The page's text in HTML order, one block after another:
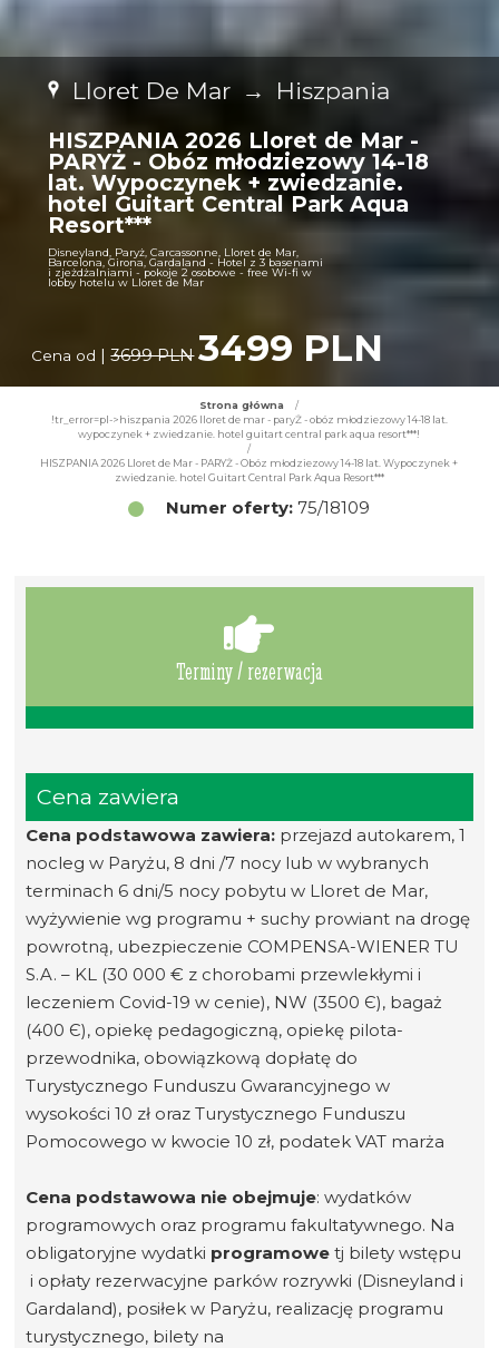
Lloret De Mar → Hiszpania
HISZPANIA 2026 Lloret de Mar -
PARYŻ - Obóz młodziezowy 14-18
lat. Wypoczynek + zwiedzanie.
hotel Guitart Central Park Aqua
Resort***
Disneyland, Paryż, Carcassonne, Lloret de Mar,
Barcelona, Girona, Gardaland - Hotel z 3 basenami
i zjeżdżalniami - pokoje 2 osobowe - free Wi-fi w
lobby hotelu w Lloret de Mar
Cena od |3699 PLN 3499 PLN
Strona główna
/
!tr_error=pl->hiszpania 2026 lloret de mar - paryŻ - obóz młodziezowy 14-18 lat.
wypoczynek + zwiedzanie. hotel guitart central park aqua resort***!
/
HISZPANIA 2026 Lloret de Mar - PARYŻ - Obóz młodziezowy 14-18 lat. Wypoczynek +
zwiedzanie. hotel Guitart Central Park Aqua Resort***
Numer oferty: 75/18109
Terminy / rezerwacja
Cena zawiera
Cena podstawowa zawiera: przejazd autokarem, 1
nocleg w Paryżu, 8 dni /7 nocy lub w wybranych
terminach 6 dni/5 nocy pobytu w Lloret de Mar,
wyżywienie wg programu + suchy prowiant na drogę
powrotną, ubezpieczenie COMPENSA-WIENER TU
S.A. – KL (30 000 € z chorobami przewlekłymi i
leczeniem Covid-19 w cenie), NW (3500 Є), bagaż
(400 Є), opiekę pedagogiczną, opiekę pilota-
przewodnika, obowiązkową dopłatę do
Turystycznego Funduszu Gwarancyjnego w
wysokości 10 zł oraz Turystycznego Funduszu
Pomocowego w kwocie 10 zł, podatek VAT marża
Cena podstawowa nie obejmuje: wydatków
programowych oraz programu fakultatywnego. Na
obligatoryjne wydatki programowe tj bilety wstępu
i opłaty rezerwacyjne parków rozrywki (Disneyland i
Gardaland), posiłek w Paryżu, realizację programu
turystycznego, bilety na